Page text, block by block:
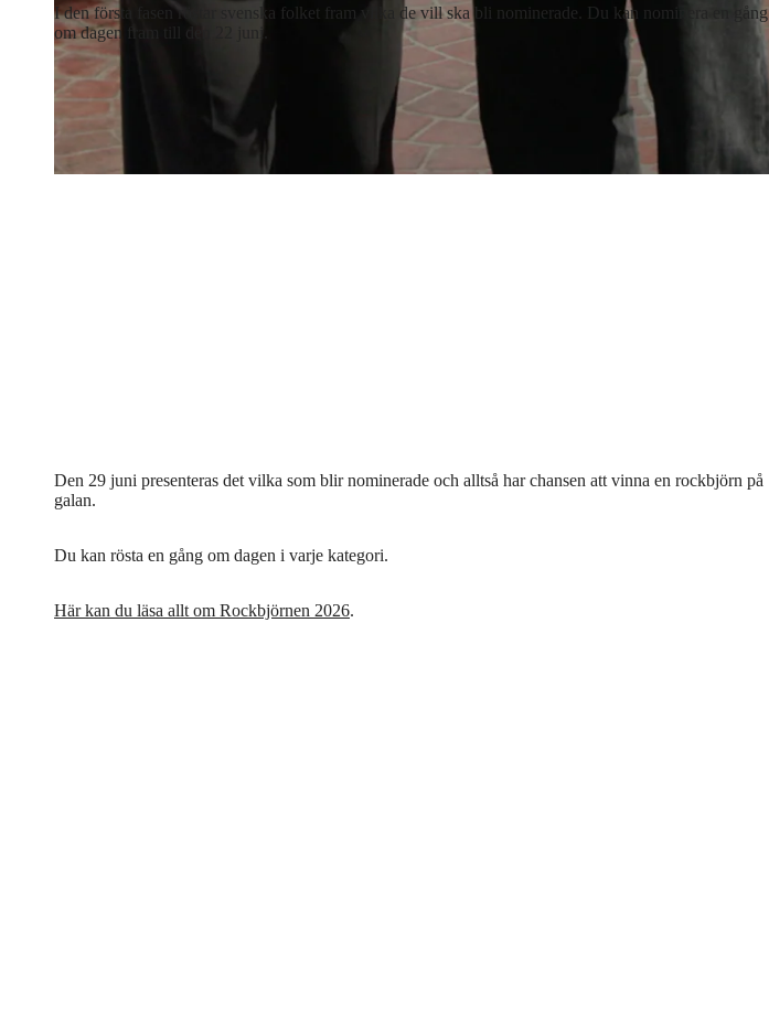
I den första fasen röstar svenska folket fram vilka de vill ska bli nominerade. Du kan nominera en gång
om dagen fram till den 22 juni.
Den 29 juni presenteras det vilka som blir nominerade och alltså har chansen att vinna en rockbjörn på
galan.
Du kan rösta en gång om dagen i varje kategori.
Här kan du läsa allt om Rockbjörnen 2026.